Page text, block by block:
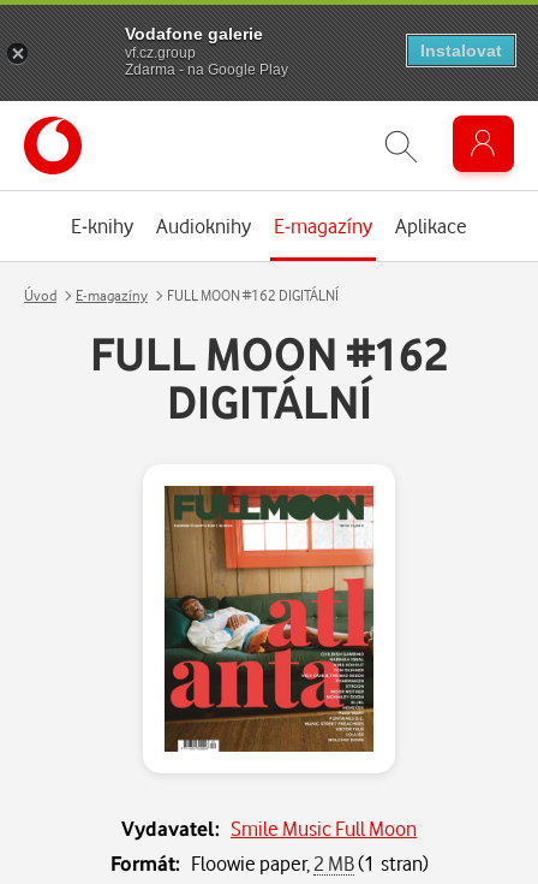
E-knihy Audioknihy E-magazíny Aplikace
Úvod E-magazíny FULL MOON #162 DIGITÁLNÍ
FULL MOON #162
DIGITÁLNÍ
Vydavatel: Smile Music Full Moon
Formát: Floowie paper,2 MB(1 stran)
Vodafone galerie
vf.cz.group
Zdarma - na Google Play
Instalovat